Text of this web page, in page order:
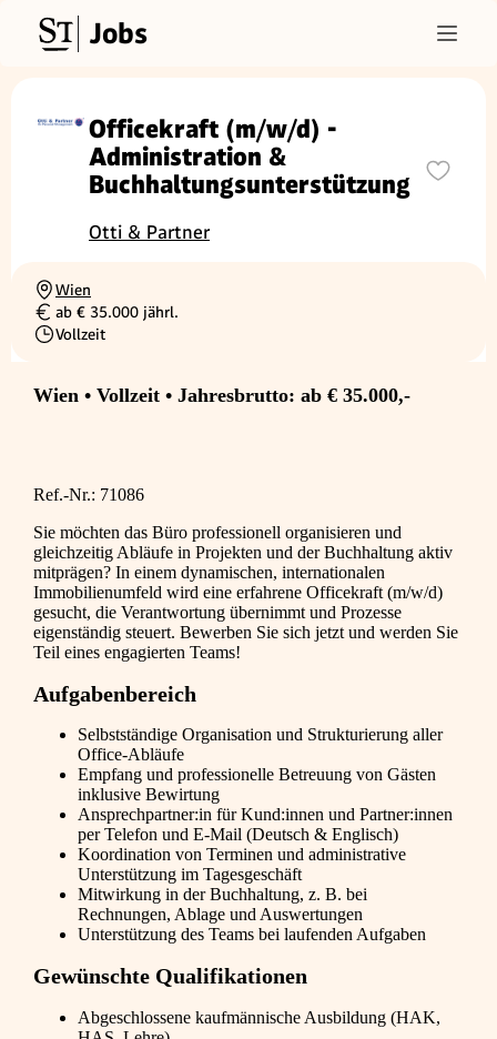
Jobs
Officekraft (m/w/d) -
Administration &
Buchhaltungsunterstützung
Otti & Partner
Ortschaft
Wien
Gehalt
ab € 35.000 jährl.
Beschäftigungsart
Vollzeit
Wien • Vollzeit • Jahresbrutto: ab € 35.000,-
Ref.-Nr.: 71086
Sie möchten das Büro professionell organisieren und
gleichzeitig Abläufe in Projekten und der Buchhaltung aktiv
mitprägen? In einem dynamischen, internationalen
Immobilienumfeld wird eine erfahrene Officekraft (m/w/d)
gesucht, die Verantwortung übernimmt und Prozesse
eigenständig steuert. Bewerben Sie sich jetzt und werden Sie
Teil eines engagierten Teams!
Aufgabenbereich
Selbstständige Organisation und Strukturierung aller
Office-Abläufe
Empfang und professionelle Betreuung von Gästen
inklusive Bewirtung
Ansprechpartner:in für Kund:innen und Partner:innen
per Telefon und E-Mail (Deutsch & Englisch)
Koordination von Terminen und administrative
Unterstützung im Tagesgeschäft
Mitwirkung in der Buchhaltung, z. B. bei
Rechnungen, Ablage und Auswertungen
Unterstützung des Teams bei laufenden Aufgaben
Gewünschte Qualifikationen
Abgeschlossene kaufmännische Ausbildung (HAK,